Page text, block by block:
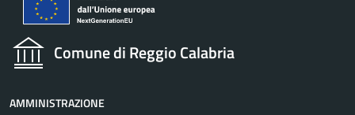
Comune di Reggio Calabria
AMMINISTRAZIONE